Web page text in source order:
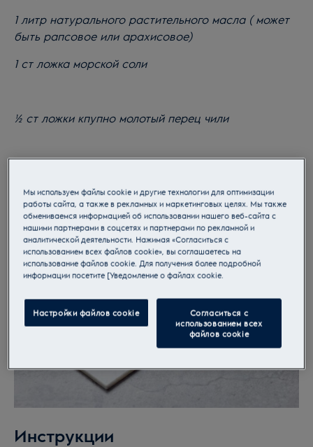
1 литр натурального растительного масла ( может
быть рапсовое или арахисовое)
1 ст ложка морской соли
½ ст ложки кпупно молотый перец чили
Инструкции
Мы используем файлы cookie и другие технологии для оптимизации
работы сайта, а также в рекламных и маркетинговых целях. Мы также
обмениваемся информацией об использовании нашего веб-сайта с
нашими партнерами в соцсетях и партнерами по рекламной и
аналитической деятельности. Нажимая «Согласиться с
использованием всех файлов cookie», вы соглашаетесь на
использование файлов cookie. Для получения более подробной
информации посетите [Уведомление о файлах cookie.
Настройки файлов cookie
Согласиться с
использованием всех
файлов cookie